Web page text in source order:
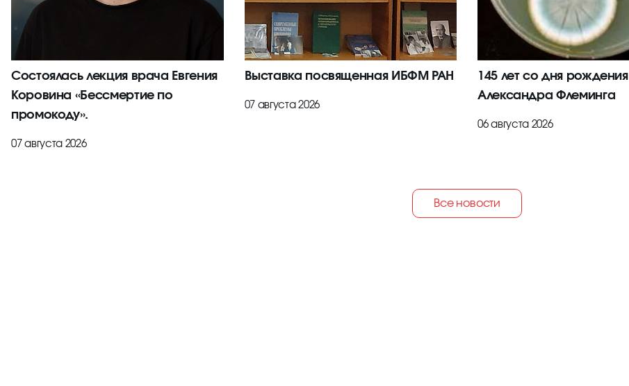
Состоялась лекция врача Евгения
Коровина «Бессмертие по
промокоду».
07 августа 2026
Выставка посвященная ИБФМ РАН
07 августа 2026
145 лет со дня рождения
Александра Флеминга
06 августа 2026
Все новости